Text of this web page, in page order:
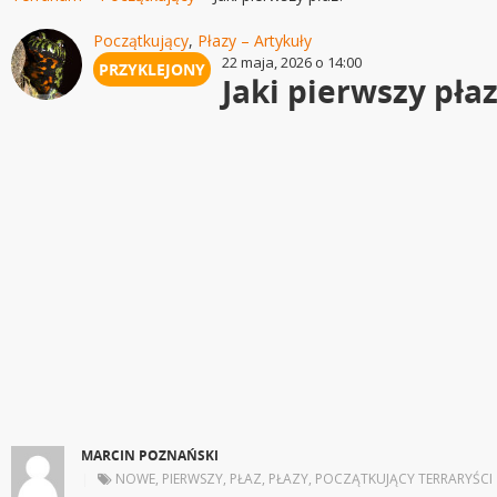
Początkujący, Płazy – Artykuły
22 maja, 2026 o 14:00
Jaki pierwszy
MARCIN POZNAŃSKI
NOWE, PIERWSZY, PŁAZ, PŁAZY, POCZĄTKUJĄCY TERRARYŚCI